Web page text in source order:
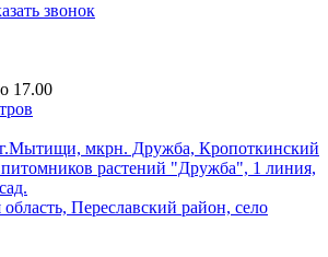
звонок
17.00
г.Мытищи, мкрн. Дружба, Кропоткинский
растений "Дружба", 1 линия,
Переславский район, село